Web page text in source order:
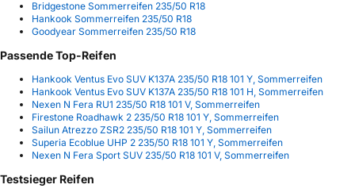
Bridgestone Sommerreifen 235/50 R18
Hankook Sommerreifen 235/50 R18
Goodyear Sommerreifen 235/50 R18
Passende Top-Reifen
Hankook Ventus Evo SUV K137A 235/50 R18 101 Y, Sommerreifen
Hankook Ventus Evo SUV K137A 235/50 R18 101 H, Sommerreifen
Nexen N Fera RU1 235/50 R18 101 V, Sommerreifen
Firestone Roadhawk 2 235/50 R18 101 Y, Sommerreifen
Sailun Atrezzo ZSR2 235/50 R18 101 Y, Sommerreifen
Superia Ecoblue UHP 2 235/50 R18 101 Y, Sommerreifen
Nexen N Fera Sport SUV 235/50 R18 101 V, Sommerreifen
Testsieger Reifen